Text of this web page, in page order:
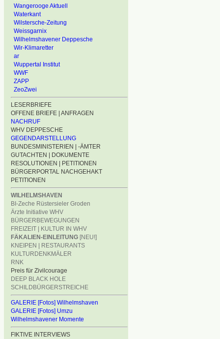
Wangerooge Aktuell
Waterkant
Wilstersche-Zeitung
Weissgarnix
Wilhelmshavener Deppesche
Wir-Klimaretter
ar
Wuppertal Institut
WWF
ZAPP
ZeoZwei
LESERBRIEFE
OFFENE BRIEFE | ANFRAGEN
NACHRUF
WHV DEPPESCHE
GEGENDARSTELLUNG
BUNDESMINISTERIEN | -ÄMTER
GUTACHTEN | DOKUMENTE
RESOLUTIONEN | PETITIONEN
BÜRGERPORTAL NACHGEHAKT
PETITIONEN
WILHELMSHAVEN
BI-Zeche Rüstersieler Groden
Ärzte Initiative WHV
BÜRGERBEWEGUNGEN
FREIZEIT | KULTUR IN WHV
FÄKALIEN-EINLEITUNG [NEU!]
KNEIPEN | RESTAURANTS
KULTURDENKMÄLER
RNK
Preis für Zivilcourage
DEEP BLACK HOLE
SCHILDBÜRGERSTREICHE
GALERIE [Fotos] Wilhelmshaven
GALERIE [Fotos] Umzu
Wilhelmshavener Momente
FIKTIVE INTERVIEWS